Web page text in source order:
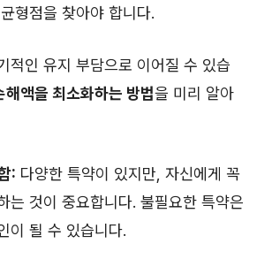
형점을 찾아야 합니다.
적인 유지 부담으로 이어질 수 있습
해액을 최소화하는 방법을 미리 알아
: 다양한 특약이 있지만, 자신에게 꼭
는 것이 중요합니다. 불필요한 특약은
이 될 수 있습니다.